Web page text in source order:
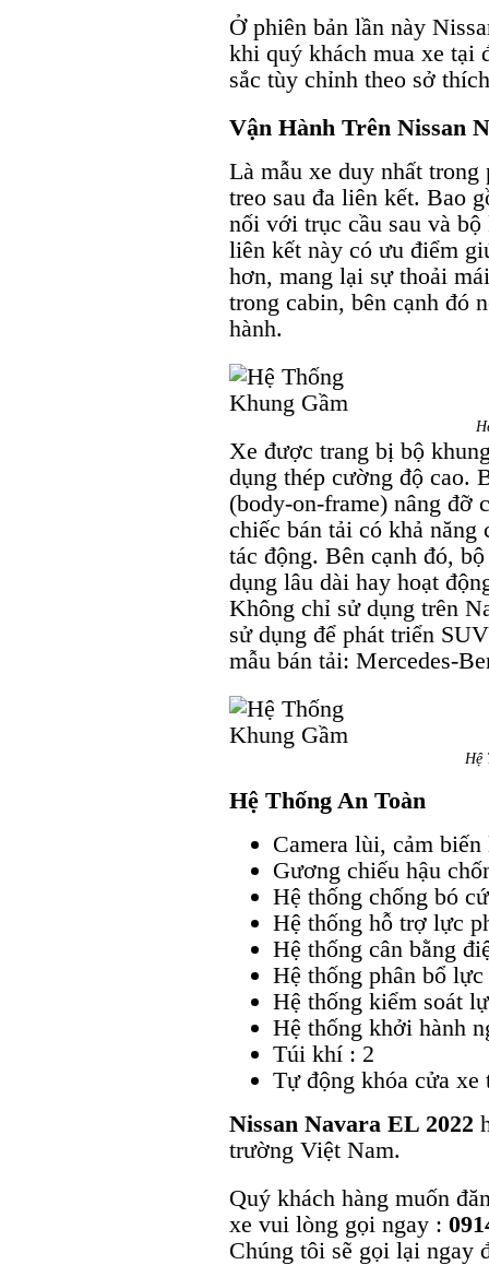
Ở phiên bản lần này
khi quý khách mua xe tại
sắc tùy chỉnh theo sở
Vận Hành Trên Nissan
Là mẫu xe duy nhất trong
treo sau đa liên kết. Bao
nối với trục cầu sau và
liên kết này có ưu điểm
hơn, mang lại sự thoải
trong cabin, bên cạnh đó
hành.
Xe được trang bị bộ
dụng thép cường độ cao.
(body-on-frame) nâng đỡ
chiếc bán tải có khả
tác động. Bên cạnh đó,
dụng lâu dài hay hoạt
Không chỉ sử dụng trên
sử dụng để phát triển
mẫu bán tải: Mercedes-
Hệ
Hệ Thống An Toàn
Camera lùi, cảm
Gương chiếu hậu
Hệ thống chống bó
Hệ thống hỗ trợ lực
Hệ thống cân bằng
Hệ thống phân bổ
Hệ thống kiểm soát
Hệ thống khởi hành
Túi khí : 2
Tự động khóa cửa xe
Nissan Navara EL 2022
trường Việt Nam.
Quý khách hàng muốn
xe vui lòng gọi ngay :
Chúng tôi sẽ gọi lại ngay